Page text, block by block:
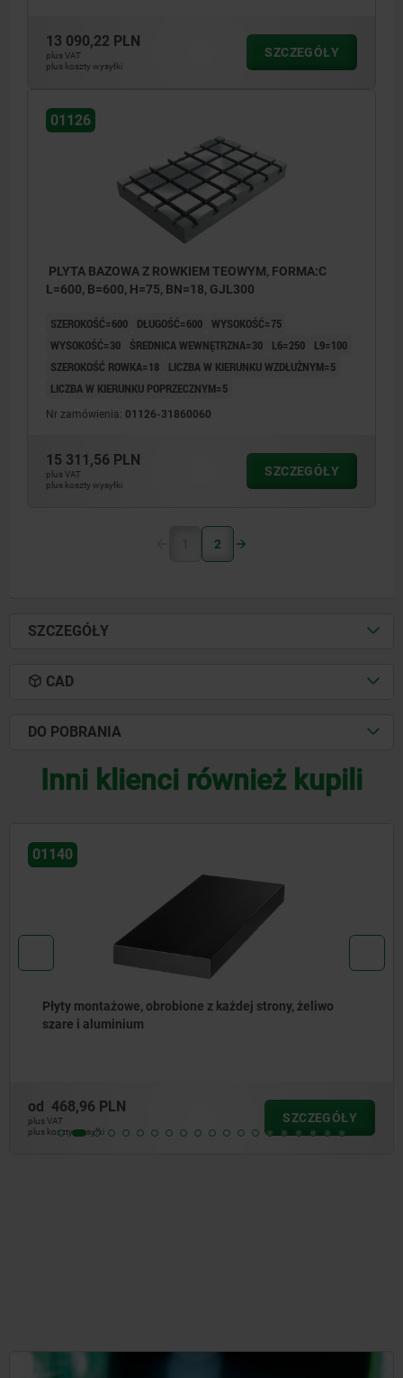
13 090,22 PLN
plus VAT
plus koszty wysyłki
SZCZEGÓŁY
01126
PLYTA BAZOWA Z ROWKIEM TEOWYM, FORMA:C
L=600, B=600, H=75, BN=18, GJL300
SZEROKOŚĆ=600 DŁUGOŚĆ=600 WYSOKOŚĆ=75
WYSOKOŚĆ=30
ŚREDNICA WEWNĘTRZNA=30 L6=250
L9=100
SZEROKOŚĆ ROWKA=18
LICZBA W KIERUNKU WZDŁUŻNYM=5
LICZBA W KIERUNKU POPRZECZNYM=5
Nr zamówienia: 01126-31860060
15 311,56 PLN
plus VAT
plus koszty wysyłki
SZCZEGÓŁY
1 2
SZCZEGÓŁY
CAD
DO POBRANIA
Inni klienci również kupili
01148
Palety z żeliwa szarego, z siatką otworów
od7 984,68 PLN
plus VAT
plus koszty wysyłki
SZCZEGÓŁY